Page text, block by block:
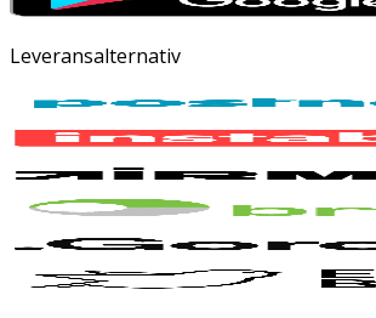
Leveransalternativ